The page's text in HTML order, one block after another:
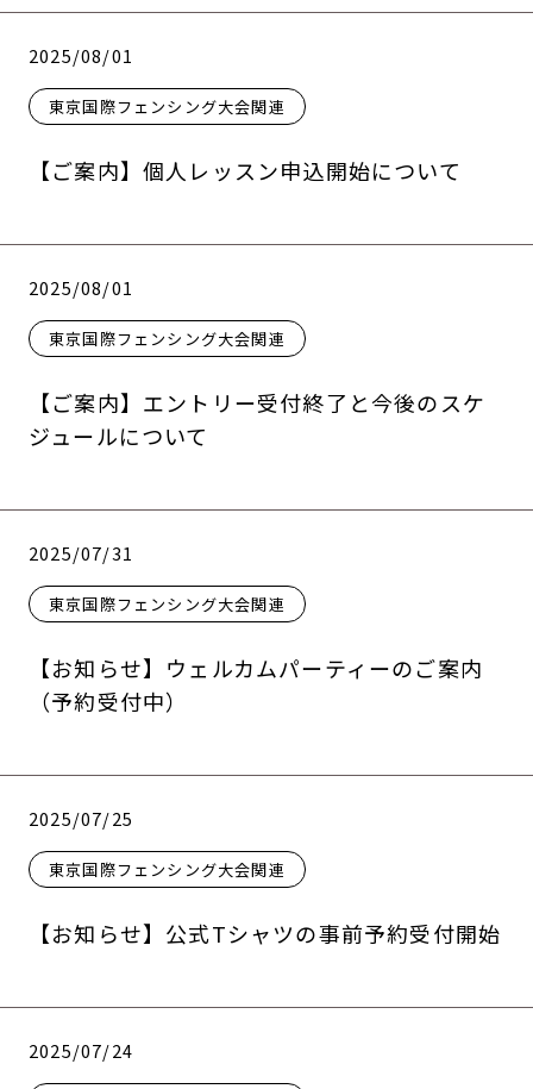
2025/08/01
東京国際フェンシング大会関連
【ご案内】個人レッスン申込開始について
2025/08/01
東京国際フェンシング大会関連
【ご案内】エントリー受付終了と今後のスケ
ジュールについて
2025/07/31
東京国際フェンシング大会関連
【お知らせ】ウェルカムパーティーのご案内
（予約受付中）
2025/07/25
東京国際フェンシング大会関連
【お知らせ】公式Tシャツの事前予約受付開始
2025/07/24